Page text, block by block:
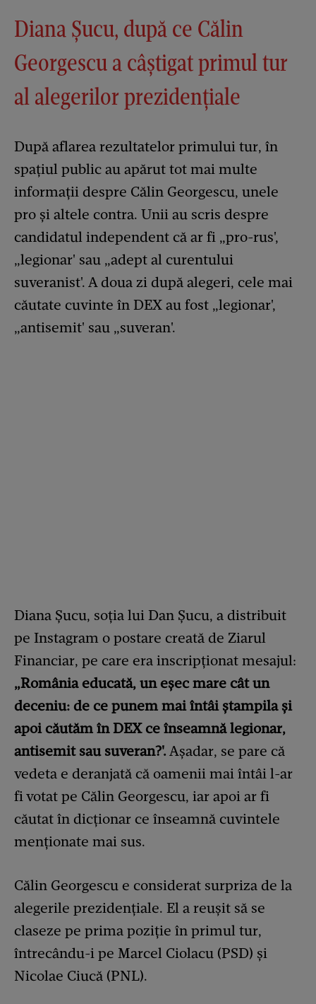
Diana Șucu, după ce Călin
Georgescu a câștigat primul tur
al alegerilor prezidențiale
După aflarea rezultatelor primului tur, în
spațiul public au apărut tot mai multe
informații despre Călin Georgescu, unele
pro și altele contra. Unii au scris despre
candidatul independent că ar fi „pro-rus',
„legionar' sau „adept al curentului
suveranist'. A doua zi după alegeri, cele mai
căutate cuvinte în DEX au fost „legionar',
„antisemit' sau „suveran'.
Diana Șucu, soția lui Dan Șucu, a distribuit
pe Instagram o postare creată de Ziarul
Financiar, pe care era inscripționat mesajul:
„România educată, un eșec mare cât un
deceniu: de ce punem mai întâi ștampila și
apoi căutăm în DEX ce înseamnă legionar,
antisemit sau suveran?'. Așadar, se pare că
vedeta e deranjată că oamenii mai întâi l-ar
fi votat pe Călin Georgescu, iar apoi ar fi
căutat în dicționar ce înseamnă cuvintele
menționate mai sus.
Călin Georgescu e considerat surpriza de la
alegerile prezidențiale. El a reușit să se
claseze pe prima poziție în primul tur,
întrecându-i pe Marcel Ciolacu (PSD) și
Nicolae Ciucă (PNL).